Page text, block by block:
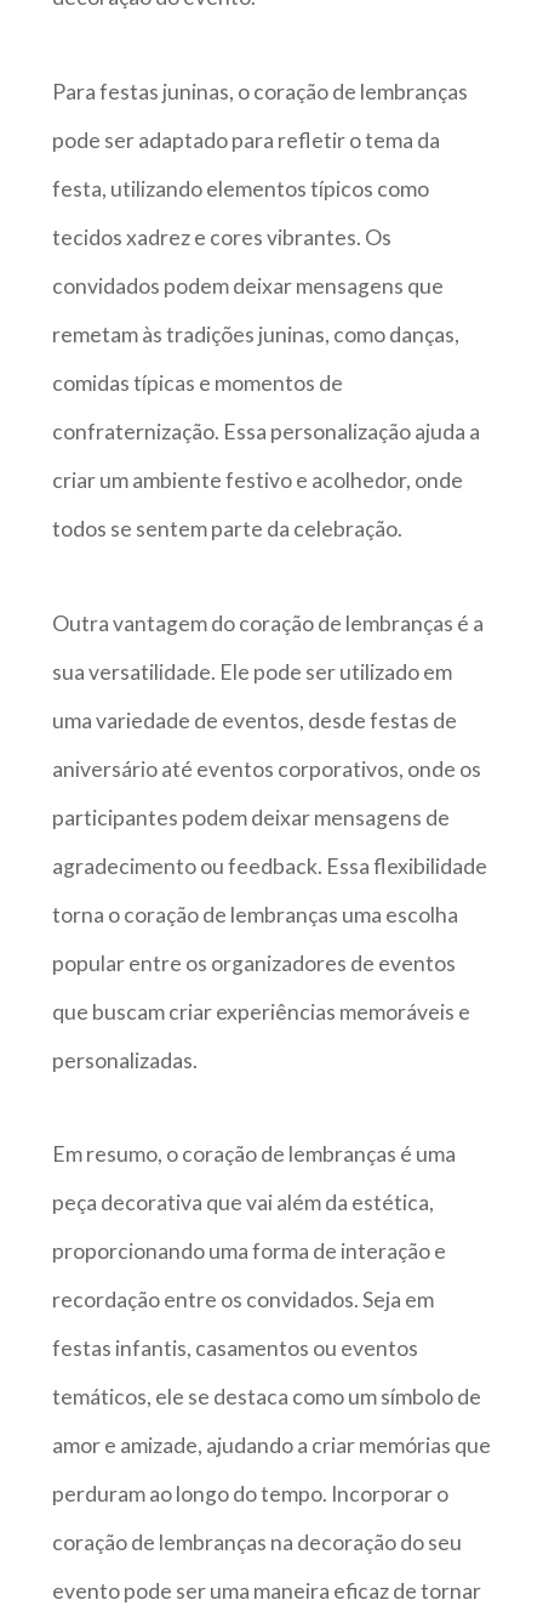
Para festas juninas, o coração de lembranças
pode ser adaptado para refletir o tema da
festa, utilizando elementos típicos como
tecidos xadrez e cores vibrantes. Os
convidados podem deixar mensagens que
remetam às tradições juninas, como danças,
comidas típicas e momentos de
confraternização. Essa personalização ajuda a
criar um ambiente festivo e acolhedor, onde
todos se sentem parte da celebração.
Outra vantagem do coração de lembranças é a
sua versatilidade. Ele pode ser utilizado em
uma variedade de eventos, desde festas de
aniversário até eventos corporativos, onde os
participantes podem deixar mensagens de
agradecimento ou feedback. Essa flexibilidade
torna o coração de lembranças uma escolha
popular entre os organizadores de eventos
que buscam criar experiências memoráveis e
personalizadas.
Em resumo, o coração de lembranças é uma
peça decorativa que vai além da estética,
proporcionando uma forma de interação e
recordação entre os convidados. Seja em
festas infantis, casamentos ou eventos
temáticos, ele se destaca como um símbolo de
amor e amizade, ajudando a criar memórias que
perduram ao longo do tempo. Incorporar o
coração de lembranças na decoração do seu
evento pode ser uma maneira eficaz de tornar